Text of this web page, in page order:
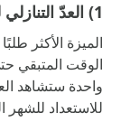
1) العدّ التنازلي لرمضان
الميزة الأكثر
واحدة ستشاهد
للاستعداد للشهر